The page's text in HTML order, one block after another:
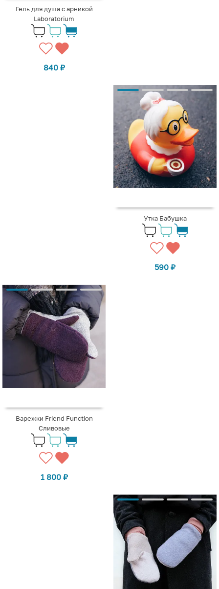
Гель для душа с арникой
Laboratorium
840 ₽
Утка Бабушка
590 ₽
Варежки Friend Function
Сливовые
1 800 ₽